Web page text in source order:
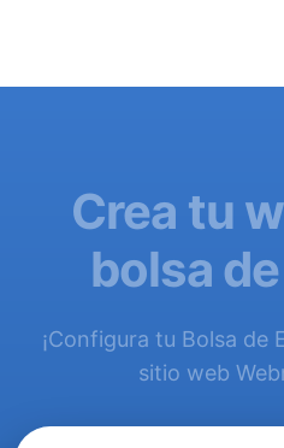
Crea tu
bolsa
¡Configura tu Bolsa de
sitio web